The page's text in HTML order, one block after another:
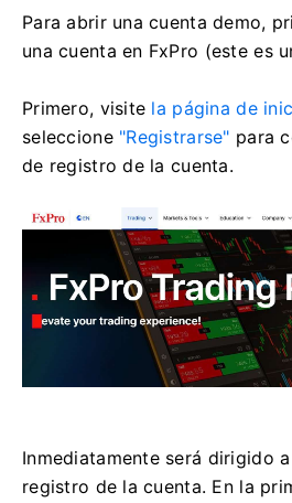
Para abrir una cuenta demo,
una cuenta en FxPro (este es
Primero, visite la página de
seleccione "Registrarse" para
de registro de la cuenta.
Inmediatamente será dirigido
registro de la cuenta. En la